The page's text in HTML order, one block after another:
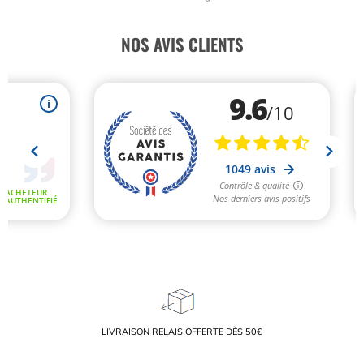
NOS AVIS CLIENTS
LIVRAISON RELAIS OFFERTE DÈS 50€